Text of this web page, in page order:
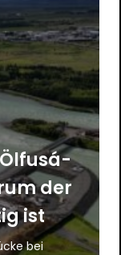
der
ist
bei